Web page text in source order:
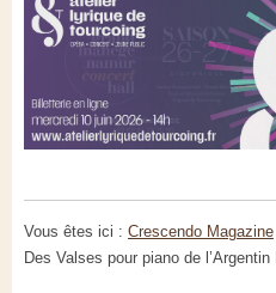
Vous êtes ici : Crescendo Magazine
Des Valses pour piano de